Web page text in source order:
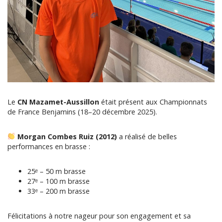
Le CN Mazamet-Aussillon était présent aux Championnats
de France Benjamins (18–20 décembre 2025).
Morgan Combes Ruiz (2012) a réalisé de belles
performances en brasse :
25ᵉ – 50 m brasse
27ᵉ – 100 m brasse
33ᵉ – 200 m brasse
Félicitations à notre nageur pour son engagement et sa